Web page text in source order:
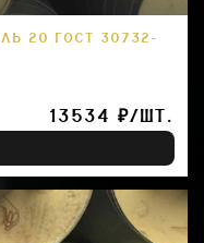
20 ГОСТ 30732-
13534 ₽/ШТ.